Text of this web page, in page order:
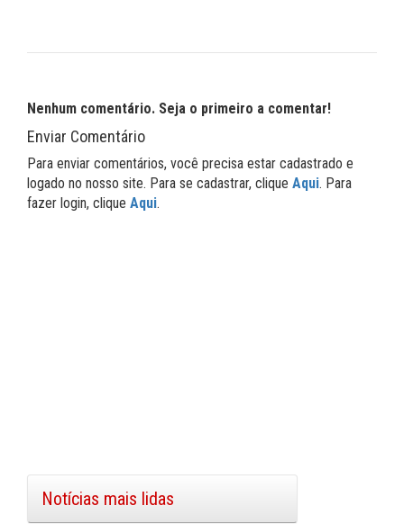
Nenhum comentário. Seja o primeiro a comentar!
Enviar Comentário
Para enviar comentários, você precisa estar cadastrado e
logado no nosso site. Para se cadastrar, clique Aqui. Para
fazer login, clique Aqui.
Notícias mais lidas